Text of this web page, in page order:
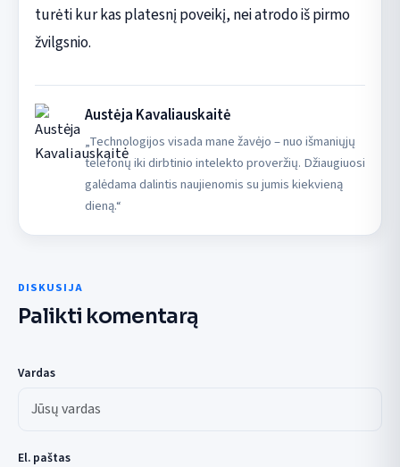
turėti kur kas platesnį poveikį, nei atrodo iš pirmo
žvilgsnio.
Austėja Kavaliauskaitė
„Technologijos visada mane žavėjo – nuo išmaniųjų
telefonų iki dirbtinio intelekto proveržių. Džiaugiuosi
galėdama dalintis naujienomis su jumis kiekvieną
dieną.“
DISKUSIJA
Palikti komentarą
Vardas
El. paštas